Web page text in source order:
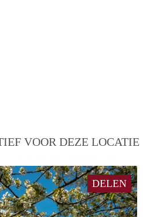
VOOR DEZE LOCATIE
DELEN